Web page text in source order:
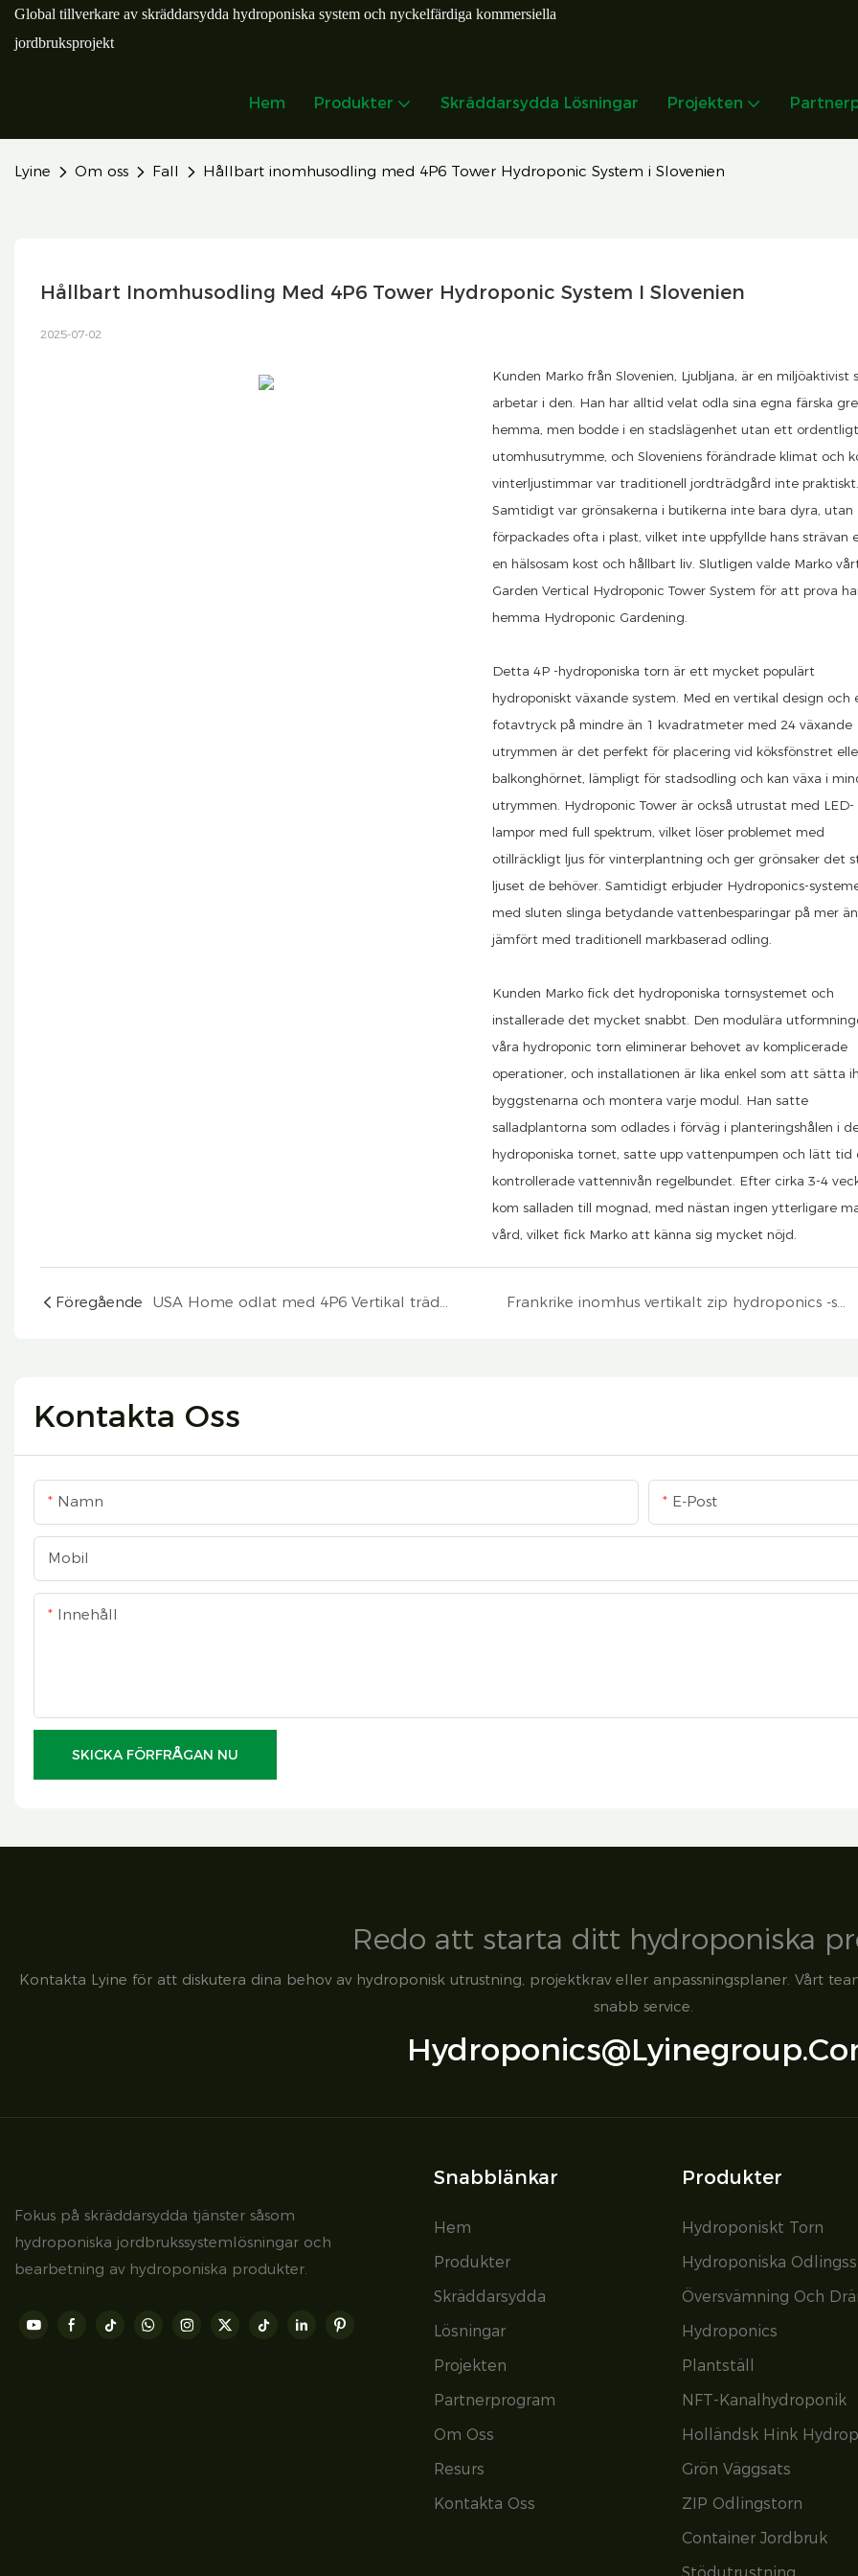
Global tillverkare av skräddarsydda hydroponiska system och nyckelfärdiga kommersiella
jordbruksprojekt
Hem Produkter Skräddarsydda Lösningar Projekten
Lyine Om oss Fall Hållbart inomhusodling med 4P6 Tower Hydroponic System i Slovenien
Hållbart Inomhusodling Med 4P6 Tower Hydroponic System I Slovenien
2025-07-02
Kunden Marko från Slovenien, Ljubljana, är en miljöaktivist
arbetar i den. Han har alltid velat odla sina egna färska
hemma, men bodde i en stadslägenhet utan ett ordentligt
utomhusutrymme, och Sloveniens förändrade klimat och
vinterljustimmar var traditionell jordträdgård inte praktiskt.
Samtidigt var grönsakerna i butikerna inte bara dyra, utan
förpackades ofta i plast, vilket inte uppfyllde hans strävan
en hälsosam kost och hållbart liv. Slutligen valde Marko
Garden Vertical Hydroponic Tower System för att prova
hemma Hydroponic Gardening.
Detta 4P -hydroponiska torn är ett mycket populärt
hydroponiskt växande system. Med en vertikal design och
fotavtryck på mindre än 1 kvadratmeter med 24 växande
utrymmen är det perfekt för placering vid köksfönstret
balkonghörnet, lämpligt för stadsodling och kan växa i
utrymmen. Hydroponic Tower är också utrustat med LED-
lampor med full spektrum, vilket löser problemet med
otillräckligt ljus för vinterplantning och ger grönsaker det
ljuset de behöver. Samtidigt erbjuder Hydroponics-
med sluten slinga betydande vattenbesparingar på mer
jämfört med traditionell markbaserad odling.
Kunden Marko fick det hydroponiska tornsystemet och
installerade det mycket snabbt. Den modulära
våra hydroponic torn eliminerar behovet av komplicerade
operationer, och installationen är lika enkel som att sätta
byggstenarna och montera varje modul. Han satte
salladplantorna som odlades i förväg i planteringshålen i
hydroponiska tornet, satte upp vattenpumpen och lätt tid
kontrollerade vattennivån regelbundet. Efter cirka 3-4
kom salladen till mognad, med nästan ingen ytterligare
vård, vilket fick Marko att känna sig mycket nöjd.
Föregående Frankrike inomhus vertikalt zip hydroponics -system
Kontakta Oss
Namn E-Post
Mobil
Innehåll
SKICKA FÖRFRÅGAN NU
Redo att starta ditt hydroponiska
Kontakta Lyine för att diskutera dina behov av hydroponisk utrustning, projektkrav eller anpassningsplaner. Vårt
snabb service.
Fokus på skräddarsydda tjänster såsom
hydroponiska jordbrukssystemlösningar och
bearbetning av hydroponiska produkter.
Snabblänkar
Hem
Produkter
Skräddarsydda
Lösningar
Projekten
Partnerprogram
Om Oss
Resurs
Kontakta Oss
Produkter
Hydroponiskt Torn
Hydroponiska
Översvämning Och
Hydroponics
Plantställ
NFT-Kanalhydroponik
Holländsk Hink
Grön Väggsats
ZIP Odlingstorn
Container Jordbruk